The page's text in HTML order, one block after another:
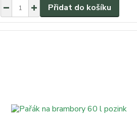
Přidat do košíku